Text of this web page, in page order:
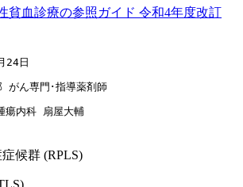
貧血診療の参照ガイド 令和4年度改訂
24日
がん専門･指導薬剤師
内科 扇屋大輔
候群 (RPLS)